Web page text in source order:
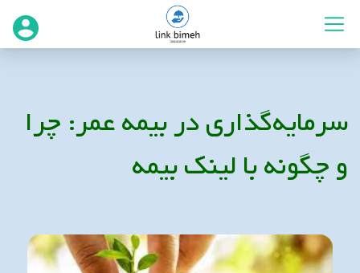
سرمایه‌گذاری در بیمه عمر: چرا
و چگونه با لینک بیمه